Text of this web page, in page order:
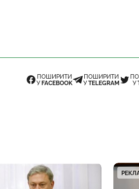
ПОШИРИТИ
У FACEBOOK
ПОШИРИТИ
УTELEGRAM
У